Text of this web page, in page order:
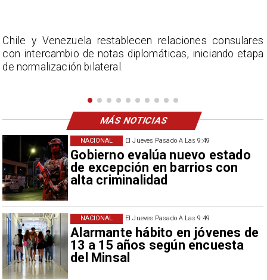
El Jueves Pasado A Las 9:49
Gobierno evalúa nuevo estado
de excepción en barrios con
alta criminalidad
NACIONAL
El Jueves Pasado A Las 9:49
Alarmante hábito en jóvenes de
13 a 15 años según encuesta
del Minsal
NACIONAL
La Confederación Nacional de Ferias Libres (ASOF)
considera inaceptable que se refieran a Fabiola
Campillai como 'señora de feria', expresión utilizada
MÁS NOTICIAS